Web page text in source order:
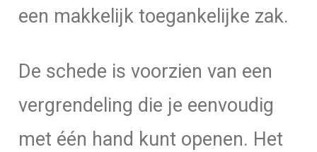
een makkelijk toegankelijke zak.
De schede is voorzien van een
vergrendeling die je eenvoudig
met één hand kunt openen. Het